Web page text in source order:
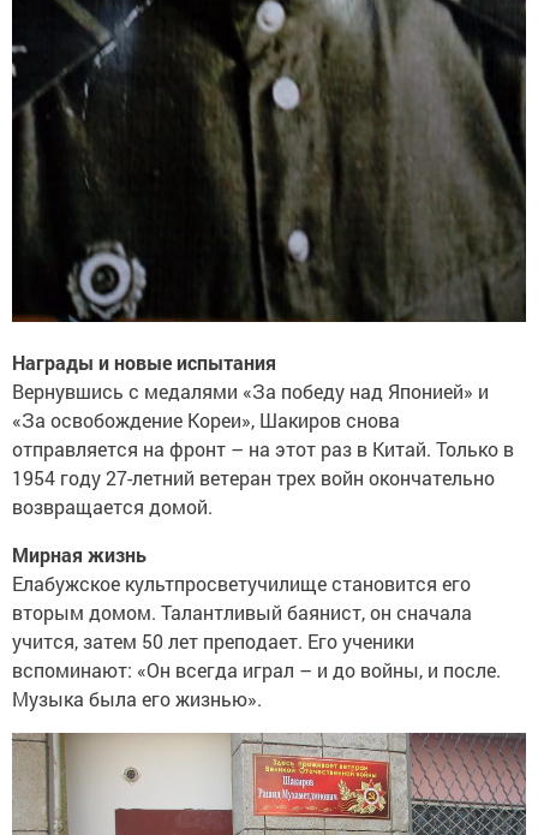
Награды и новые испытания
Вернувшись с медалями «За победу над Японией» и
«За освобождение Кореи», Шакиров снова
отправляется на фронт – на этот раз в Китай. Только в
1954 году 27-летний ветеран трех войн окончательно
возвращается домой.
Мирная жизнь
Елабужское культпросветучилище становится его
вторым домом. Талантливый баянист, он сначала
учится, затем 50 лет преподает. Его ученики
вспоминают: «Он всегда играл – и до войны, и после.
Музыка была его жизнью».